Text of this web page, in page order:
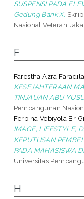
SUSPENSI PADA
Gedung Bank X.
Nasional Veteran
F
Farestha Azra Faradila,
KESEJAHTERAAN
TINJAUAN ABU
Pembangunan
Ferbina Vebiyola Br
IMAGE, LIFESTYLE,
KEPUTUSAN
PADA MAHASISWA
Universitas
H